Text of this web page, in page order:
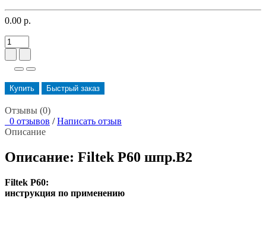
0.00 р.
Купить Быстрый заказ
Отзывы (0)
0 отзывов / Написать отзыв
Описание
Описание: Filtek P60 шпр.В2
Filtek P60:
инструкция по применению